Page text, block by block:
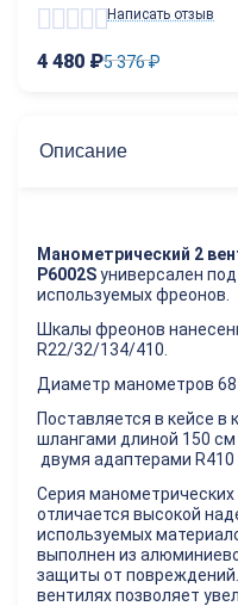
Написать отзыв
5 376₽
4 480 ₽
Описание
Манометрический 2
P6002Sуниверсален
используемых фреонов.
Шкалы фреонов
R22/32/134/410.
Диаметр манометров 68
Поставляется в кейсе в
шлангами длиной 150 см
двумя адаптерами R410
Серия манометрических
отличается высокой
используемых
выполнен из
защиты от
вентилях позволяет